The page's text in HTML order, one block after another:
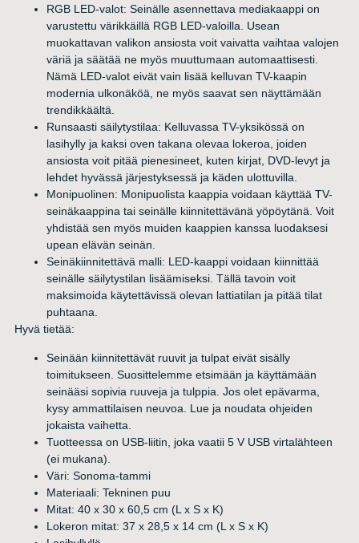
RGB LED-valot: Seinälle asennettava mediakaappi on
varustettu värikkäillä RGB LED-valoilla. Usean
muokattavan valikon ansiosta voit vaivatta vaihtaa valojen
väriä ja säätää ne myös muuttumaan automaattisesti.
Nämä LED-valot eivät vain lisää kelluvan TV-kaapin
modernia ulkonäköä, ne myös saavat sen näyttämään
trendikkäältä.
Runsaasti säilytystilaa: Kelluvassa TV-yksikössä on
lasihylly ja kaksi oven takana olevaa lokeroa, joiden
ansiosta voit pitää pienesineet, kuten kirjat, DVD-levyt ja
lehdet hyvässä järjestyksessä ja käden ulottuvilla.
Monipuolinen: Monipuolista kaappia voidaan käyttää TV-
seinäkaappina tai seinälle kiinnitettävänä yöpöytänä. Voit
yhdistää sen myös muiden kaappien kanssa luodaksesi
upean elävän seinän.
Seinäkiinnitettävä malli: LED-kaappi voidaan kiinnittää
seinälle säilytystilan lisäämiseksi. Tällä tavoin voit
maksimoida käytettävissä olevan lattiatilan ja pitää tilat
puhtaana.
Hyvä tietää:
Seinään kiinnitettävät ruuvit ja tulpat eivät sisälly
toimitukseen. Suosittelemme etsimään ja käyttämään
seinääsi sopivia ruuveja ja tulppia. Jos olet epävarma,
kysy ammattilaisen neuvoa. Lue ja noudata ohjeiden
jokaista vaihetta.
Tuotteessa on USB-liitin, joka vaatii 5 V USB virtalähteen
(ei mukana).
Väri: Sonoma-tammi
Materiaali: Tekninen puu
Mitat: 40 x 30 x 60,5 cm (L x S x K)
Lokeron mitat: 37 x 28,5 x 14 cm (L x S x K)